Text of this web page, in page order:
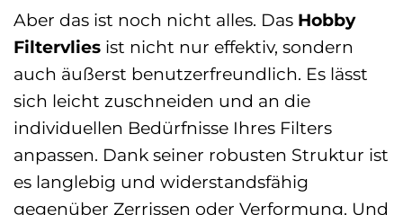
Aber das ist noch nicht alles. Das Hobby
Filtervlies ist nicht nur effektiv, sondern
auch äußerst benutzerfreundlich. Es lässt
sich leicht zuschneiden und an die
individuellen Bedürfnisse Ihres Filters
anpassen. Dank seiner robusten Struktur ist
es langlebig und widerstandsfähig
gegenüber Zerrissen oder Verformung. Und